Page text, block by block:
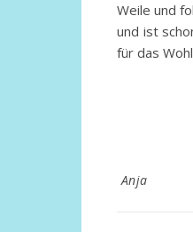
Weile und
und ist
für das
Anja